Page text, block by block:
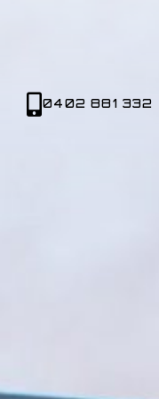
0402 881 332